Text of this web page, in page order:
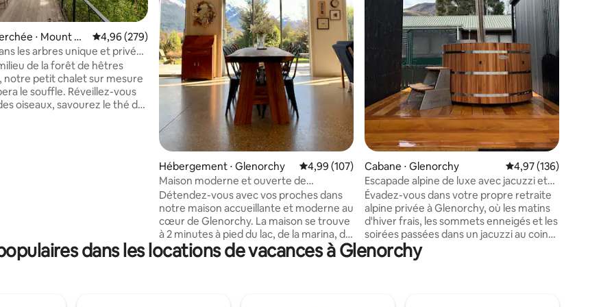
base de 176 commentaires : 4,99 sur 5
⋅ Mount Cr
Évaluation moyenne sur la base de 279 commentaires : 4,96 sur 5
4,96 (279)
les arbres unique et privée
extérieure
de la forêt de hêtres
notre petit chalet sur mesure
le souffle. Réveillez-vous
oiseaux, savourez le thé du
randonnée et de marche
votre porte !
Hébergement ⋅ Glenorchy Évaluation moyenne sur la base de 107 commentaires : 4,99 sur 5
4,99 (107)
Maison moderne et ouverte de
3 chambres et 2 salles de bain près du lac
Détendez-vous avec vos proches dans
notre maison accueillante et moderne au
cœur de Glenorchy. La maison se trouve
à 2 minutes à pied du lac, de la marina, du
pub, des cafés et de l'aire de jeux.
Chaque chambre bénéficie d'une vue
Cabane ⋅ Glenorchy Évaluation moyenne
4,97 (136)
Escapade alpine de luxe avec jacuzzi et
vues
Évadez-vous dans votre propre retraite
alpine privée à Glenorchy, où les matins
d'hiver frais, les sommets enneigés et les
soirées passées dans un jacuzzi au coin
du feu de bois vous feront vivre un
séjour vraiment inoubliable. Fox Lodge
dans les locations de vacances à Glenorchy